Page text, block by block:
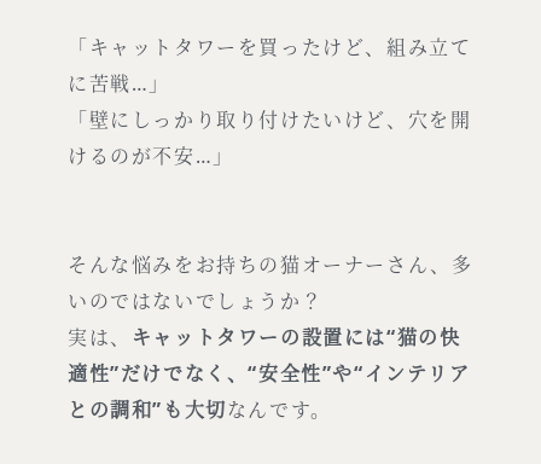
「キャットタワーを買ったけど、組み立て
に苦戦…」
「壁にしっかり取り付けたいけど、穴を開
けるのが不安…」
そんな悩みをお持ちの猫オーナーさん、多
いのではないでしょうか？
実は、 キャットタワーの設置には“猫の快
適性”だけでなく、“安全性”や“インテリア
との調和”も大切なんです。